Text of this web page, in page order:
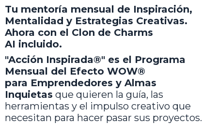
Tu mentoría mensual de Inspiración,
Mentalidad y Estrategias Creativas.
Ahora con el Clon de Charms
AI incluido.
"Acción Inspirada®" es el Programa
Mensual del Efecto WOW®
para Emprendedores y Almas
Inquietas que quieren la guía, las
herramientas y el impulso creativo que
necesitan para hacer pasar sus proyectos.